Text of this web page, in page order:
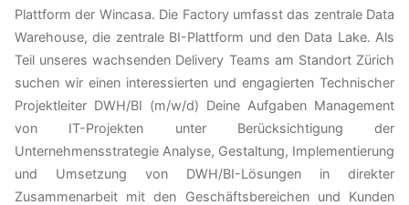
Plattform der Wincasa. Die Factory umfasst das zentrale Data
Warehouse, die zentrale BI-Plattform und den Data Lake. Als
Teil unseres wachsenden Delivery Teams am Standort Zürich
suchen wir einen interessierten und engagierten Technischer
Projektleiter DWH/BI (m/w/d) Deine Aufgaben Management
von IT-Projekten unter Berücksichtigung der
Unternehmensstrategie Analyse, Gestaltung, Implementierung
und Umsetzung von DWH/BI-Lösungen in direkter
Zusammenarbeit mit den Geschäftsbereichen und Kunden